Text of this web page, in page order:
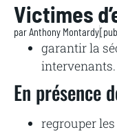
Victimes
parAnthony Montardy
garantir la
intervenants.
En présence
regrouper